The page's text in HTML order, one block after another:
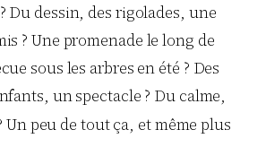
Du dessin, des rigolades, une
? Une promenade le long de
sous les arbres en été ? Des
un spectacle ? Du calme,
Un peu de tout ça, et même plus